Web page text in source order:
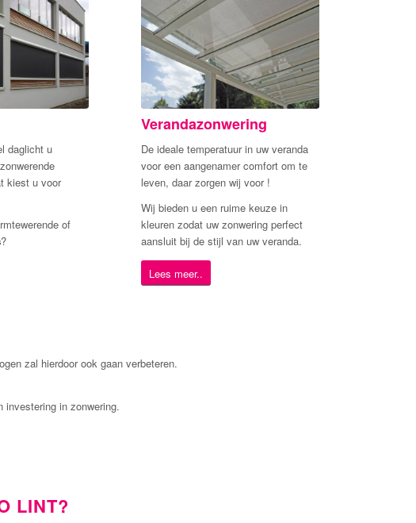
daglicht u
kiest u voor
of
?
Verandazonwering
De ideale temperatuur in uw veranda
voor een aangenamer comfort om te
leven, daar zorgen wij voor !
Wij bieden u een ruime keuze in
kleuren zodat uw zonwering perfect
aansluit bij de stijl van uw veranda.
Lees meer..
zal hierdoor ook gaan verbeteren.
investering in zonwering.
LINT?